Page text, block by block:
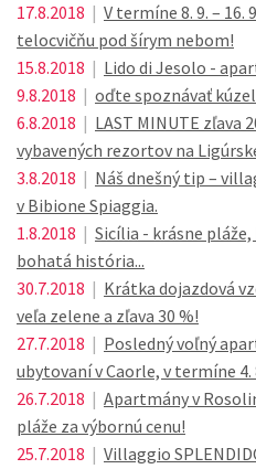
17.8.2018 | V termíne 8. 9. – 16.
telocvičňu pod šírym nebom!
15.8.2018 | Lido di Jesolo -
9.8.2018 | oďte spoznávať
6.8.2018 | LAST MINUTE zľava
vybavených rezortov na
3.8.2018 | Náš dnešný tip –
v Bibione Spiaggia.
1.8.2018 | Sicília - krásne
bohatá história...
30.7.2018 | Krátka dojazdová
veľa zelene a zľava 30 %!
27.7.2018 | Posledný voľný
ubytovaní v Caorle, v termíne 4.
26.7.2018 | Apartmány v
pláže za výbornú cenu!
25.7.2018 | Villaggio